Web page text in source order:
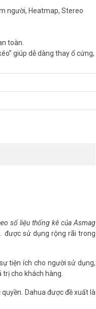
người, Heatmap, Stereo
toàn.
giúp dễ dàng thay ổ cứng,
số liệu thống kê của Asmag
… được sử dụng rộng rãi trong
tiện ích cho người sử dụng,
cho khách hàng.
Dahua được đề xuất là